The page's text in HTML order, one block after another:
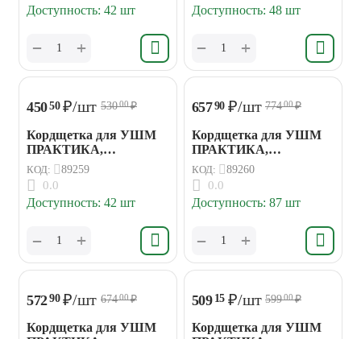
Доступность: 42 шт
+
−
Доступность: 48 шт
+
−
45050 ₽/шт 53000₽
Кордщетка для УШМ
ПРАКТИКА,
чашеобразная витая
75мм М14
КОД: 89259
0.0
Доступность: 42 шт
+
−
65790 ₽/шт 77400₽
Кордщетка для УШМ
ПРАКТИКА,
чашеобразная витая
100мм М14
КОД: 89260
0.0
Доступность: 87 шт
+
−
57290 ₽/шт 674 00 ₽
Кордщетка для УШМ
509 15 ₽/шт 59900 ₽
Кордщетка для УШМ